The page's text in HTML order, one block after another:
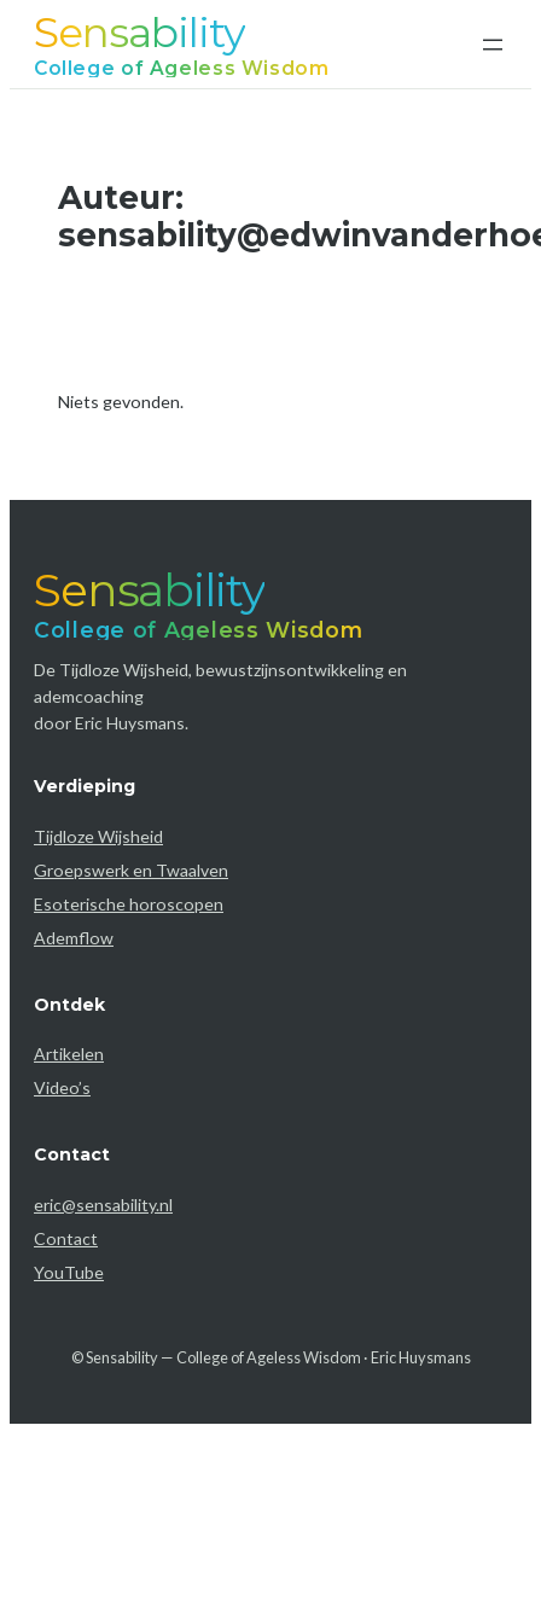
naarSensability
College of Ageless Wisdom
Auteur:
Niets gevonden.
Sensability
College of Ageless Wisdom
De Tijdloze Wijsheid, bewustzijnsontwikkeling en
ademcoaching
door Eric Huysmans.
Verdieping
Tijdloze Wijsheid
Groepswerk en Twaalven
Esoterische horoscopen
Ademflow
Ontdek
Artikelen
Video’s
Contact
eric@sensability.nl
Contact
YouTube
© Sensability — College of Ageless Wisdom · Eric Huysmans